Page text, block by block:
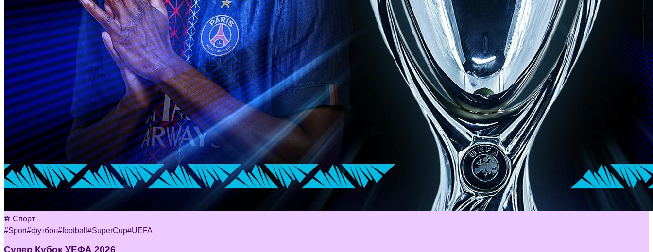
⚽ Спорт
#Sport#футбол#football #SuperCup#UEFA
Супер Кубок УЕФА 2026